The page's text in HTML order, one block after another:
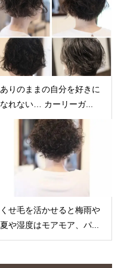
ありのままの自分を好きに
なれない… カーリーガ...
くせ毛を活かせると梅雨や
夏や湿度はモアモア、パ...